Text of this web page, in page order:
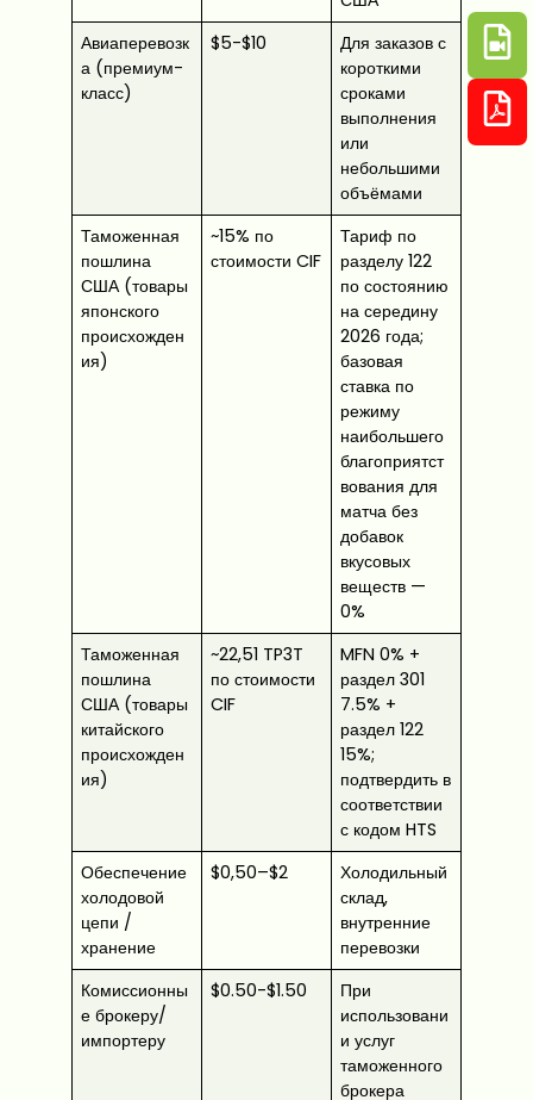
Авиаперевозк
а (премиум-
класс)
$5-$10
Для заказов с
короткими
сроками
выполнения
или
небольшими
объёмами
Таможенная
пошлина
США (товары
японского
происхожден
ия)
~15% по
стоимости CIF
Тариф по
разделу 122
по состоянию
на середину
2026 года;
базовая
ставка по
режиму
наибольшего
благоприятст
вования для
матча без
добавок
вкусовых
веществ —
0%
Таможенная
пошлина
США (товары
китайского
происхожден
ия)
~22,51 TP3T
по стоимости
CIF
MFN 0% +
раздел 301
7.5% +
раздел 122
15%;
подтвердить в
соответствии
с кодом HTS
Обеспечение
холодовой
цепи /
хранение
$0,50–$2
Холодильный
склад,
внутренние
перевозки
Комиссионны
е брокеру/
импортеру
$0.50-$1.50
При
использовани
и услуг
таможенного
брокера